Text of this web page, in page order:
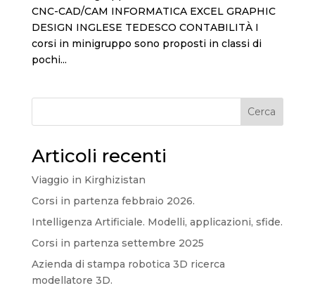
CNC-CAD/CAM INFORMATICA EXCEL GRAPHIC
DESIGN INGLESE TEDESCO CONTABILITÀ I
corsi in minigruppo sono proposti in classi di
pochi...
Cerca
Articoli recenti
Viaggio in Kirghizistan
Corsi in partenza febbraio 2026.
Intelligenza Artificiale. Modelli, applicazioni, sfide.
Corsi in partenza settembre 2025
Azienda di stampa robotica 3D ricerca
modellatore 3D.